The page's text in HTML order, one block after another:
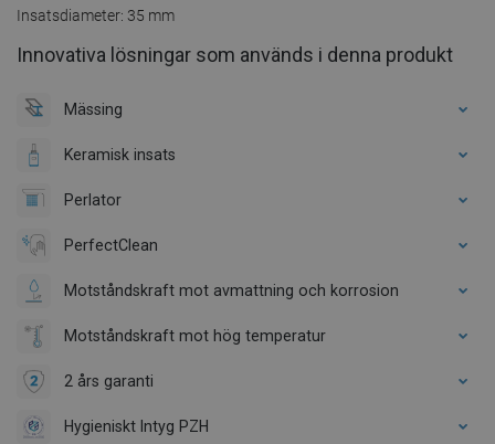
Insatsdiameter: 35 mm
Innovativa lösningar som används i denna produkt
Mässing
Keramisk insats
Perlator
PerfectClean
Motståndskraft mot avmattning och korrosion
Motståndskraft mot hög temperatur
2 års garanti
Hygieniskt Intyg PZH